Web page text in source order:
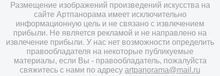
Размещение изображений произведений искусства на
сайте Артпанорама имеет исключительно
информационную цель и не связано с извлечением
прибыли. Не является рекламой и не направлено на
извлечение прибыли. У нас нет возможности определить
правообладателя на некоторые публикуемые
материалы, если Вы - правообладатель, пожалуйста
свяжитесь с нами по адресу artpanorama@mail.ru